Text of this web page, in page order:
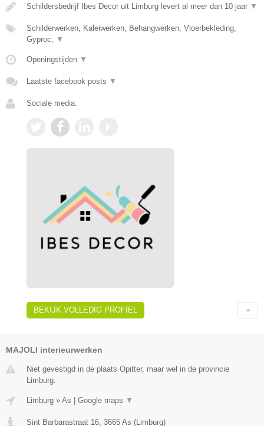
Schildersbedrijf Ibes Decor uit Limburg levert al meer dan 10 jaar ▼
Schilderwerken, Kaleiwerken, Behangwerken, Vloerbekleding,
Gyproc, ▼
Openingstijden ▼
Laatste facebook posts ▼
Sociale media:
BEKIJK VOLLEDIG PROFIEL
MAJOLI interieurwerken
Niet gevestigd in de plaats Opitter, maar wel in de provincie
Limburg.
Limburg » As Google maps ▼
Sint Barbarastraat 16, 3665 As (Limburg)